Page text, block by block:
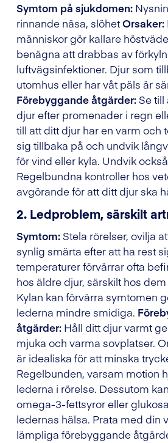
Symtom på sjukdomen:
rinnande näsa, slöhetOrsaker:
människor gör kallare
benägna att drabbas av
luftvägsinfektioner. Djur som
utomhus eller har våt päls är
Förebyggande åtgärder:Se till
djur efter promenader i regn
till att ditt djur har en varm och
sig tillbaka på och undvik
för vind eller kyla. Undvik
Regelbundna kontroller hos
avgörande för att ditt djur ska
2. Ledproblem, särskilt
Symtom:Stela rörelser, ovilja
synlig smärta efter att ha rest
temperaturer förvärrar ofta
hos äldre djur, särskilt hos
Kylan kan förvärra symtomen
lederna mindre smidiga.
åtgärder: Håll ditt djur varmt
mjuka och varma sovplatser.
är idealiska för att minska
Regelbunden, varsam motion
lederna i rörelse. Dessutom
omega-3-fettsyror eller
ledernas hälsa. Prata med din
lämpliga förebyggande